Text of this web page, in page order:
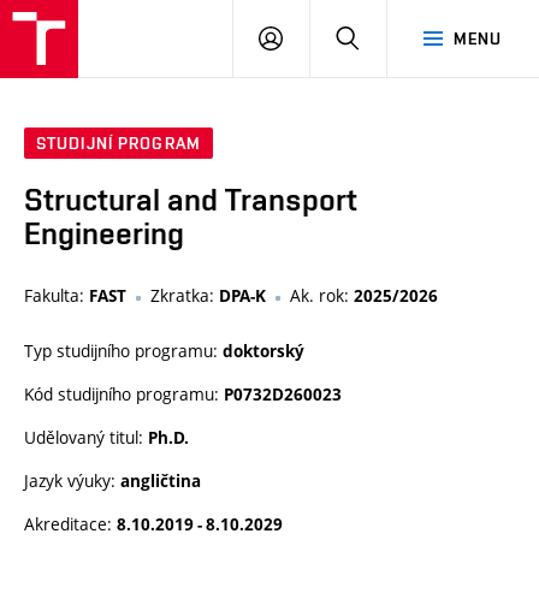
MENU
PŘIHLÁSIT
STUDIJNÍ PROGRAM
Structural and Transport
Engineering
Fakulta: FAST Zkratka: DPA-K Ak. rok: 2025/2026
Typ studijního programu: doktorský
Kód studijního programu: P0732D260023
Udělovaný titul: Ph.D.
Jazyk výuky: angličtina
Akreditace: 8.10.2019 - 8.10.2029